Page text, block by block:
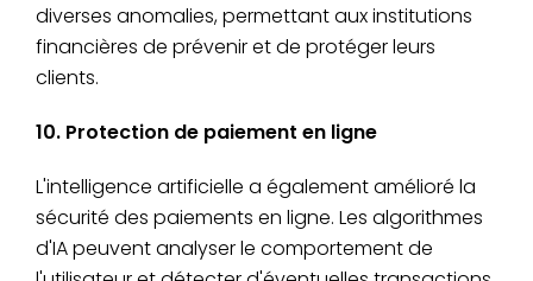
diverses anomalies, permettant aux institutions
financières de prévenir et de protéger leurs
clients.
10. Protection de paiement en ligne
L'intelligence artificielle a également amélioré la
sécurité des paiements en ligne. Les algorithmes
d'IA peuvent analyser le comportement de